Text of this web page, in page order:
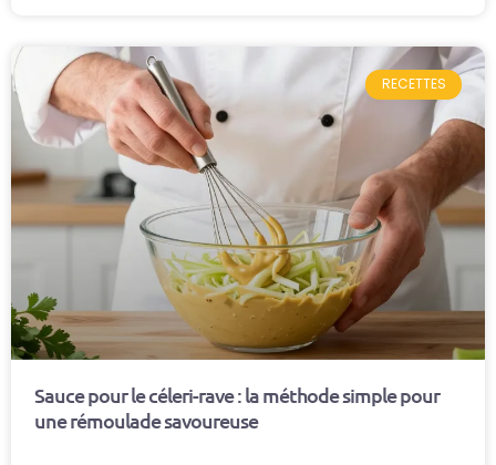
RECETTES
Sauce pour le céleri-rave : la méthode simple pour
une rémoulade savoureuse